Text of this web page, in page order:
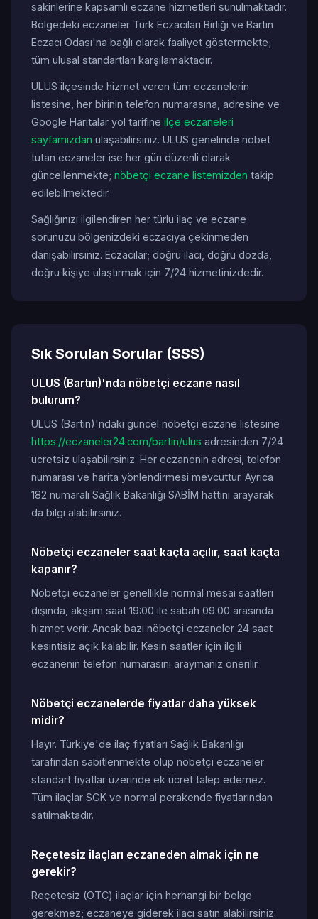
sakinlerine kapsamlı eczane hizmetleri sunulmaktadır.
Bölgedeki eczaneler Türk Eczacıları Birliği ve Bartın
Eczacı Odası'na bağlı olarak faaliyet göstermekte;
tüm ulusal standartları karşılamaktadır.
ULUS ilçesinde hizmet veren tüm eczanelerin
listesine, her birinin telefon numarasına, adresine ve
Google Haritalar yol tarifine ilçe eczaneleri
sayfamızdan ulaşabilirsiniz. ULUS genelinde nöbet
tutan eczaneler ise her gün düzenli olarak
güncellenmekte; nöbetçi eczane listemizden takip
edilebilmektedir.
Sağlığınızı ilgilendiren her türlü ilaç ve eczane
sorunuzu bölgenizdeki eczacıya çekinmeden
danışabilirsiniz. Eczacılar; doğru ilacı, doğru dozda,
doğru kişiye ulaştırmak için 7/24 hizmetinizdedir.
Sık Sorulan Sorular (SSS)
ULUS (Bartın)'nda nöbetçi eczane nasıl
bulurum?
ULUS (Bartın)'ndaki güncel nöbetçi eczane listesine
https://eczaneler24.com/bartin/ulus adresinden 7/24
ücretsiz ulaşabilirsiniz. Her eczanenin adresi, telefon
numarası ve harita yönlendirmesi mevcuttur. Ayrıca
182 numaralı Sağlık Bakanlığı SABİM hattını arayarak
da bilgi alabilirsiniz.
Nöbetçi eczaneler saat kaçta açılır, saat kaçta
kapanır?
Nöbetçi eczaneler genellikle normal mesai saatleri
dışında, akşam saat 19:00 ile sabah 09:00 arasında
hizmet verir. Ancak bazı nöbetçi eczaneler 24 saat
kesintisiz açık kalabilir. Kesin saatler için ilgili
eczanenin telefon numarasını araymanız önerilir.
Nöbetçi eczanelerde fiyatlar daha yüksek
midir?
Hayır. Türkiye'de ilaç fiyatları Sağlık Bakanlığı
tarafından sabitlenmekte olup nöbetçi eczaneler
standart fiyatlar üzerinde ek ücret talep edemez.
Tüm ilaçlar SGK ve normal perakende fiyatlarından
satılmaktadır.
Reçetesiz ilaçları eczaneden almak için ne
gerekir?
Reçetesiz (OTC) ilaçlar için herhangi bir belge
gerekmez; eczaneye giderek ilacı satın alabilirsiniz.